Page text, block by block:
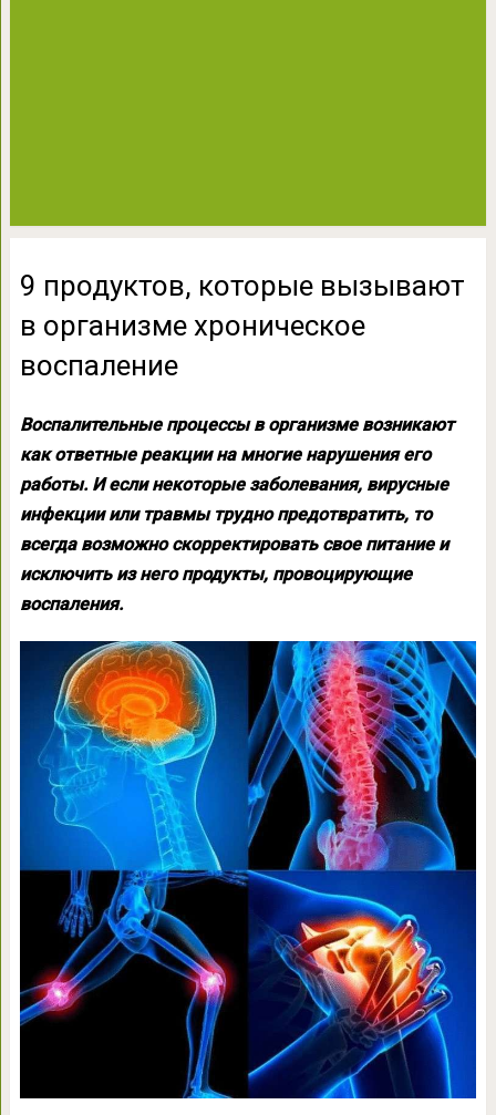
9 продуктов, которые вызывают
в организме хроническое
воспаление
Воспалительные процессы в организме возникают
как ответные реакции на многие нарушения его
работы. И если некоторые заболевания, вирусные
инфекции или травмы трудно предотвратить, то
всегда возможно скорректировать свое питание и
исключить из него продукты, провоцирующие
воспаления.